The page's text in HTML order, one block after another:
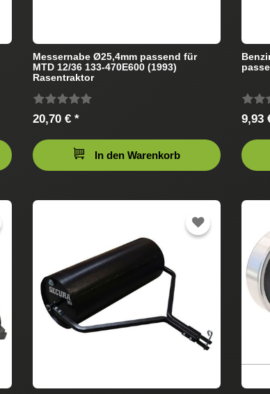
Messernabe Ø25,4mm passend für
MTD 12/36 133-470E600 (1993)
Rasentraktor
20,70 € *
In den Warenkorb
9,93